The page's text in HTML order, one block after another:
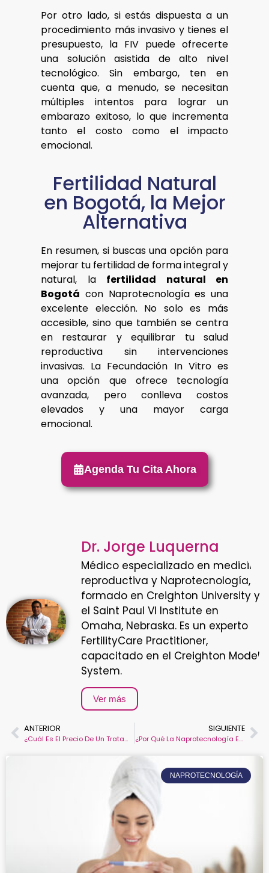
Por otro lado, si estás dispuesta a un
procedimiento más invasivo y tienes el
presupuesto, la FIV puede ofrecerte
una solución asistida de alto nivel
tecnológico. Sin embargo, ten en
cuenta que, a menudo, se necesitan
múltiples intentos para lograr un
embarazo exitoso, lo que incrementa
tanto el costo como el impacto
emocional.
Fertilidad Natural
en Bogotá, la Mejor
Alternativa
En resumen, si buscas una opción para
mejorar tu fertilidad de forma integral y
natural, la fertilidad natural en
Bogotá con Naprotecnología es una
excelente elección. No solo es más
accesible, sino que también se centra
en restaurar y equilibrar tu salud
reproductiva sin intervenciones
invasivas. La Fecundación In Vitro es
una opción que ofrece tecnología
avanzada, pero conlleva costos
elevados y una mayor carga
emocional.
Agenda Tu Cita Ahora
Dr. Jorge Luquerna
Médico especializado en medicina
reproductiva y Naprotecnología,
formado en Creighton University y
el Saint Paul VI Institute en
Omaha, Nebraska. Es un experto
FertilityCare Practitioner,
capacitado en el Creighton Model
System.
Ver más
ANTERIOR
¿Cuál Es El Precio De Un Tratamiento De Fertilidad En Bogotá?
SIGUIENTE
¿Por Qué La Naprotecnología En Bogotá Es Eficaz Para Tratar La Endometriosis?
NAPROTECNOLOGÍA